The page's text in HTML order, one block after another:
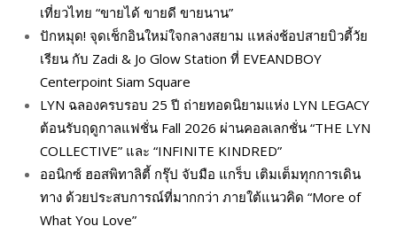
เที่ยวไทย “ขายได้ ขายดี ขายนาน”
ปักหมุด! จุดเช็กอินใหม่ใจกลางสยาม แหล่งช้อปสายบิวตี้วัย
เรียน กับ Zadi & Jo Glow Station ที่ EVEANDBOY
Centerpoint Siam Square
LYN ฉลองครบรอบ 25 ปี ถ่ายทอดนิยามแห่ง LYN LEGACY
ต้อนรับฤดูกาลแฟชั่น Fall 2026 ผ่านคอลเลกชั่น “THE LYN
COLLECTIVE” และ “INFINITE KINDRED”
ออนิกซ์ ฮอสพิทาลิตี้ กรุ๊ป จับมือ แกร็บ เติมเต็มทุกการเดิน
ทาง ด้วยประสบการณ์ที่มากกว่า ภายใต้แนวคิด “More of
What You Love”